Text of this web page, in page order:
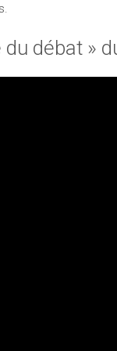
du débat »